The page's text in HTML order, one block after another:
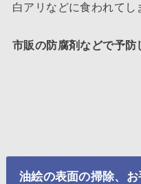
白アリなどに食われてし
市販の防腐剤などで予防
油絵の表面の掃除、お